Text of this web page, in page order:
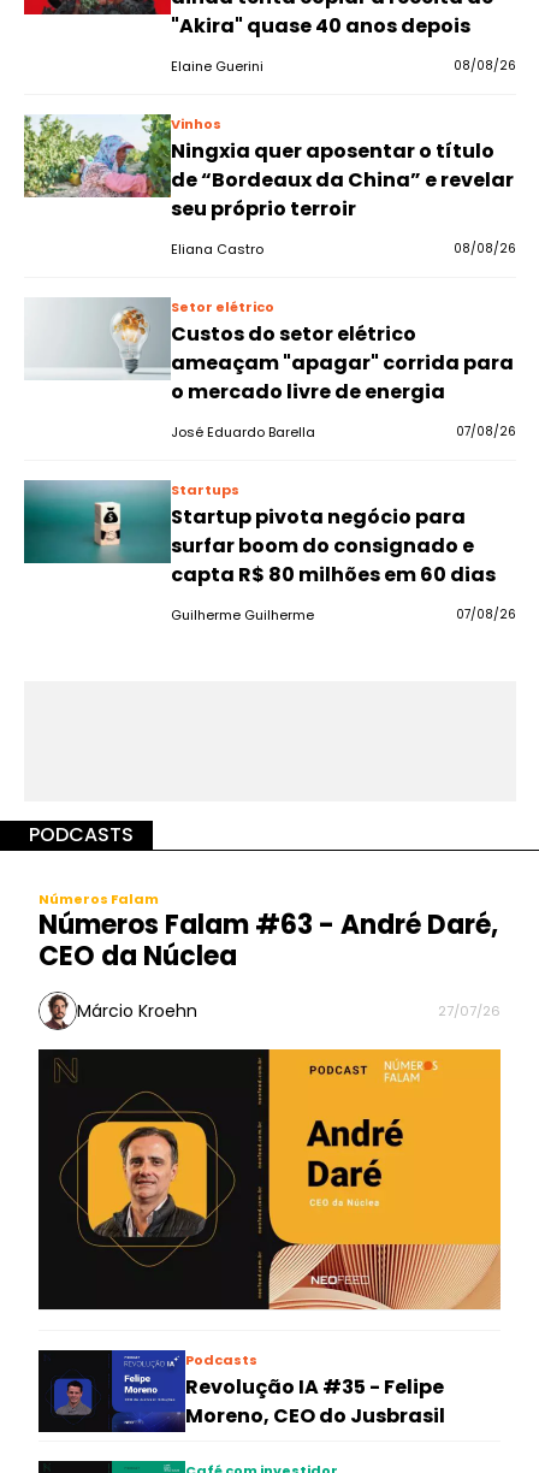
"Akira" quase 40 anos depois
Elaine Guerini 08/08/26
Vinhos
Ningxia quer aposentar o título
de “Bordeaux da China” e revelar
seu próprio terroir
Eliana Castro 08/08/26
Setor elétrico
Custos do setor elétrico
ameaçam "apagar" corrida para
o mercado livre de energia
José Eduardo Barella 07/08/26
Startups
Startup pivota negócio para
surfar boom do consignado e
capta R$ 80 milhões em 60 dias
Guilherme Guilherme 07/08/26
PODCASTS
Números Falam
Números Falam #63 - André Daré,
CEO da Núclea
Márcio Kroehn 27/07/26
Podcasts
Revolução IA #35 - Felipe
Moreno, CEO do Jusbrasil